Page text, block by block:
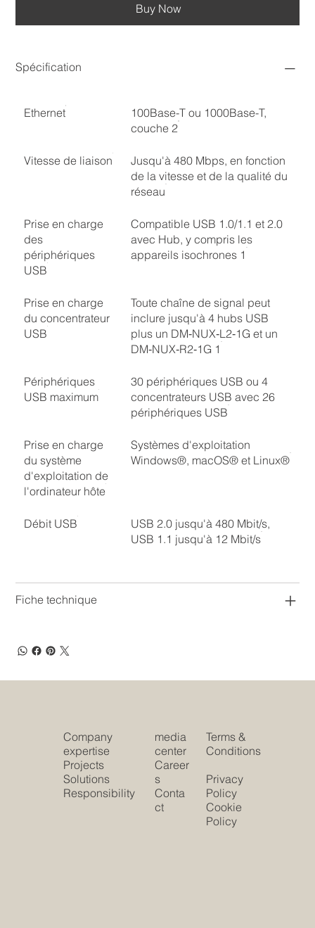
Buy Now
Spécification
Ethernet
100Base-T ou 1000Base-T,
couche 2
Vitesse de liaison
Jusqu'à 480 Mbps, en fonction
de la vitesse et de la qualité du
réseau
Prise en charge
des
périphériques
USB
Compatible USB 1.0/1.1 et 2.0
avec Hub, y compris les
appareils isochrones 1
Prise en charge
du concentrateur
USB
Toute chaîne de signal peut
inclure jusqu'à 4 hubs USB
plus un DM‑NUX‑L2‑1G et un
DM‑NUX‑R2‑1G 1
Périphériques
USB maximum
30 périphériques USB ou 4
concentrateurs USB avec 26
périphériques USB
Prise en charge
du système
d'exploitation de
l'ordinateur hôte
Systèmes d'exploitation
Windows®, macOS® et Linux®
Débit USB
USB 2.0 jusqu'à 480 Mbit/s,
USB 1.1 jusqu'à 12 Mbit/s
Fiche technique
Company
expertise
Projects
Solutions
Responsibility
media
center
Career
s
Conta
ct
Terms &
Conditions
Privacy
Policy
Cookie
Policy